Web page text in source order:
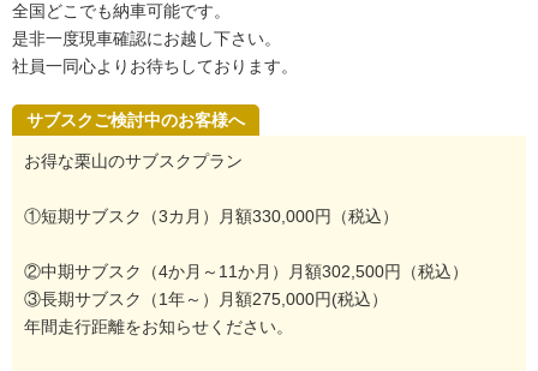
全国どこでも納車可能です。
是非一度現車確認にお越し下さい。
社員一同心よりお待ちしております。
サブスクご検討中のお客様へ
お得な栗山のサブスクプラン
①短期サブスク（3カ月）月額330,000円（税込）
②中期サブスク（4か月～11か月）月額302,500円（税込）
③長期サブスク（1年～）月額275,000円(税込）
年間走行距離をお知らせください。